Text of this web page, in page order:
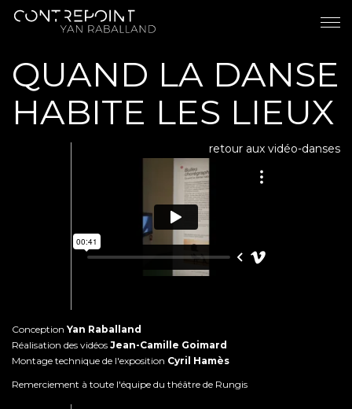
QUAND LA DANSE
HABITE LES LIEUX
retour aux vidéo-danses
Conception Yan Raballand
Réalisation des vidéos Jean-Camille Goimard
Montage technique de l'exposition Cyril Hamès
Remerciement à toute l'équipe du théâtre de Rungis